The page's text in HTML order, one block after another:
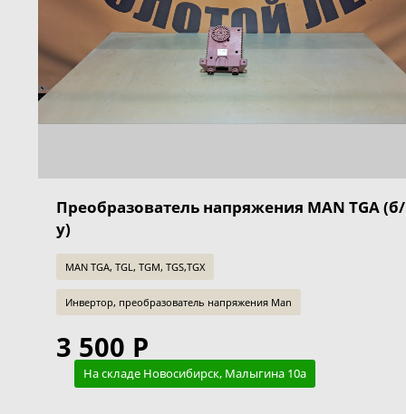
Преобразователь напряжения MAN TGA (б/
у)
MAN TGA, TGL, TGM, TGS,TGX
Инвертор, преобразователь напряжения Man
3 500 Р
На складе Новосибирск, Малыгина 10а